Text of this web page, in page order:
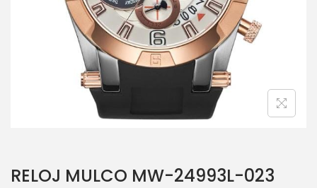
RELOJ MULCO MW-24993L-023